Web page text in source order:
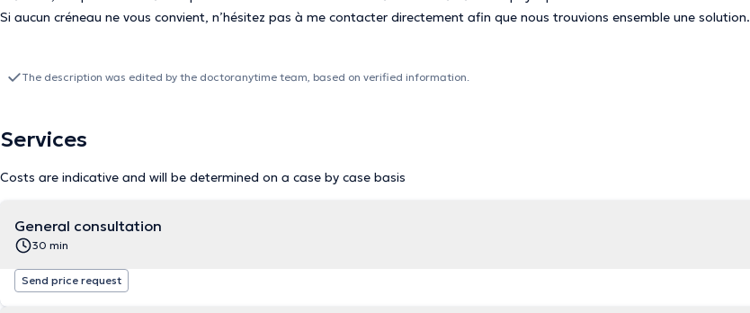
Si aucun créneau ne vous convient, n’hésitez pas à me contacter directement afin que nous trouvions ensemble une solution.
The description was edited by the doctoranytime team, based on verified information.
Services
Costs are indicative and will be determined on a case by case basis
General consultation
30 min
Send price request